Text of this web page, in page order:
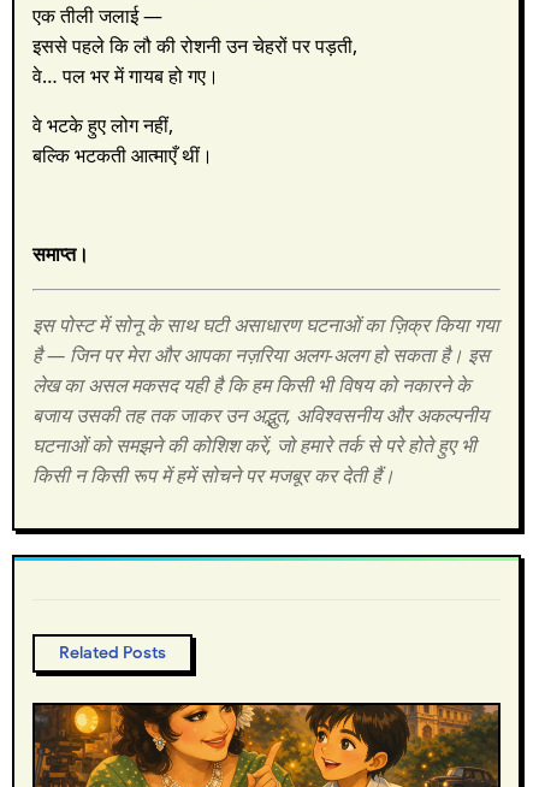
एक तीली जलाई —
इससे पहले कि लौ की रोशनी उन चेहरों पर पड़ती,
वे… पल भर में गायब हो गए।
वे भटके हुए लोग नहीं,
बल्कि भटकती आत्माएँ थीं।
समाप्त।
इस पोस्ट में सोनू के साथ घटी असाधारण घटनाओं का ज़िक्र किया गया
है — जिन पर मेरा और आपका नज़रिया अलग-अलग हो सकता है। इस
लेख का असल मकसद यही है कि हम किसी भी विषय को नकारने के
बजाय उसकी तह तक जाकर उन अद्भुत, अविश्वसनीय और अकल्पनीय
घटनाओं को समझने की कोशिश करें, जो हमारे तर्क से परे होते हुए भी
किसी न किसी रूप में हमें सोचने पर मजबूर कर देती हैं।
Related Posts